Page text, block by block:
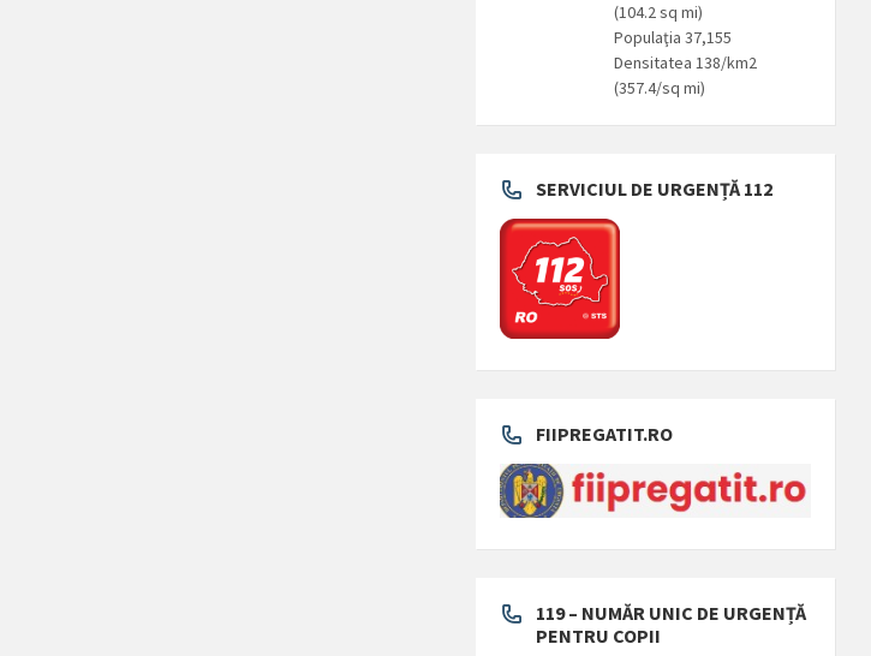
(104.2 sq mi)
Populaţia 37,155
Densitatea 138/km2
(357.4/sq mi)
SERVICIUL DE URGENȚĂ 112
FIIPREGATIT.RO
119 – NUMĂR UNIC DE URGENȚĂ
PENTRU COPII